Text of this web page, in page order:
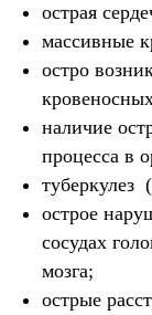
острая
массивные
остро
наличие
процесса в
туберкулез
острое
сосудах
мозга;
острые